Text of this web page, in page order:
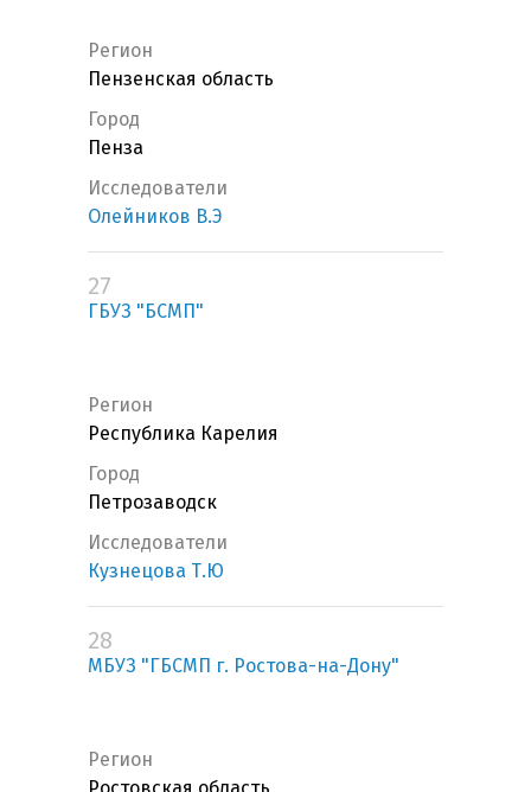
Регион
Пензенская область
Город
Пенза
Исследователи
Олейников В.Э
27
ГБУЗ "БСМП"
Регион
Республика Карелия
Город
Петрозаводск
Исследователи
Кузнецова Т.Ю
28
МБУЗ "ГБСМП г. Ростова-на-Дону"
Регион